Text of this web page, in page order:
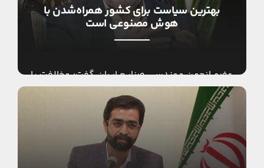
بهترین سیاست برای کشور همراه‌شدن با
هوش مصنوعی است
عضو انجمن مهندسی صنایع ایران گفت: مخالفت با
هوش مصنوعی یا تکنولوژی و فناوری‌های به
اصطلاح برانداز چاره کار نیست، همراه شدن و جهت
دادن […]